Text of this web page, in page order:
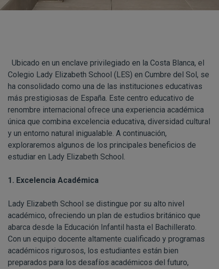
Ubicado en un enclave privilegiado en la Costa Blanca, el
Colegio Lady Elizabeth School (LES) en Cumbre del Sol, se
ha consolidado como una de las instituciones educativas
más prestigiosas de España. Este centro educativo de
renombre internacional ofrece una experiencia académica
única que combina excelencia educativa, diversidad cultural
y un entorno natural inigualable. A continuación,
exploraremos algunos de los principales beneficios de
estudiar en Lady Elizabeth School.
1. Excelencia Académica
Lady Elizabeth School se distingue por su alto nivel
académico, ofreciendo un plan de estudios británico que
abarca desde la Educación Infantil hasta el Bachillerato.
Con un equipo docente altamente cualificado y programas
académicos rigurosos, los estudiantes están bien
preparados para los desafíos académicos del futuro,